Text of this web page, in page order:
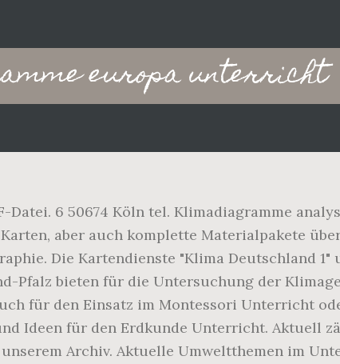
europa unterricht
Datei. 6 50674 Köln tel. Klimadiagramme
aber auch komplette Materialpakete
Die Kartendienste "Klima Deutschland
Pfalz bieten für die Untersuchung der
für den Einsatz im Montessori Unterricht
Ideen für den Erdkunde Unterricht. Aktuell
Archiv. Aktuelle Umweltthemen im